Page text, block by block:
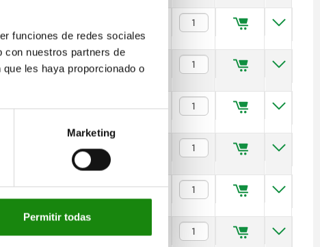
funciones de redes sociales
con nuestros partners de
les haya proporcionado o
Marketing
Permitir todas
— $57.28
— $75.08
— $165.64